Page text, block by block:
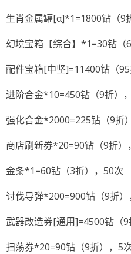
生肖金属罐[α]*1=1800钻（9
幻境宝箱【综合】*1=30钻（
配件宝箱[中坚]=11400钻（
进阶合金*10=450钻（9折）
强化合金*2000=225钻（9折
商店刷新券*20=90钻（9折）
金条*1=60钻（3折），50次
讨伐导弹*200=900钻（9折）
武器改造券[通用]=4500钻（9
扫荡券*20=90钻（9折），5